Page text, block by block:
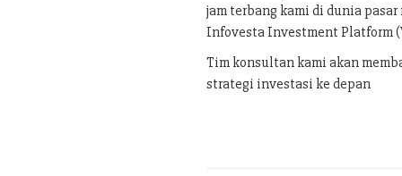
jam terbang kami di dunia
Infovesta Investment Platform
Tim konsultan kami akan
strategi investasi ke depan